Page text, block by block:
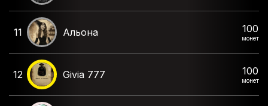
11 Альона 100
монет
12 Givia 777 100
монет